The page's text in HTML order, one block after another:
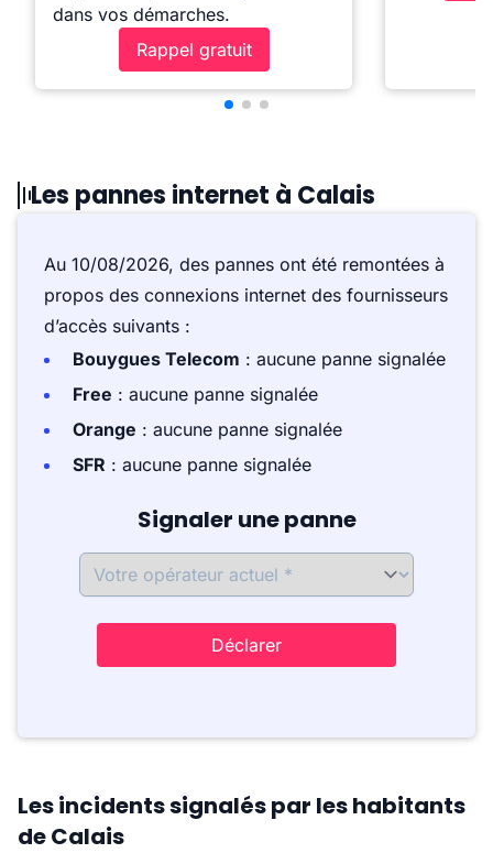
dans vos démarches.
Rappel gratuit
Les pannes internet à Calais
Au 10/08/2026, des pannes ont été remontées à
propos des connexions internet des fournisseurs
d’accès suivants :
Bouygues Telecom : aucune panne signalée
Free : aucune panne signalée
Orange : aucune panne signalée
SFR : aucune panne signalée
Signaler une panne
Déclarer
Les incidents signalés par les habitants
de Calais